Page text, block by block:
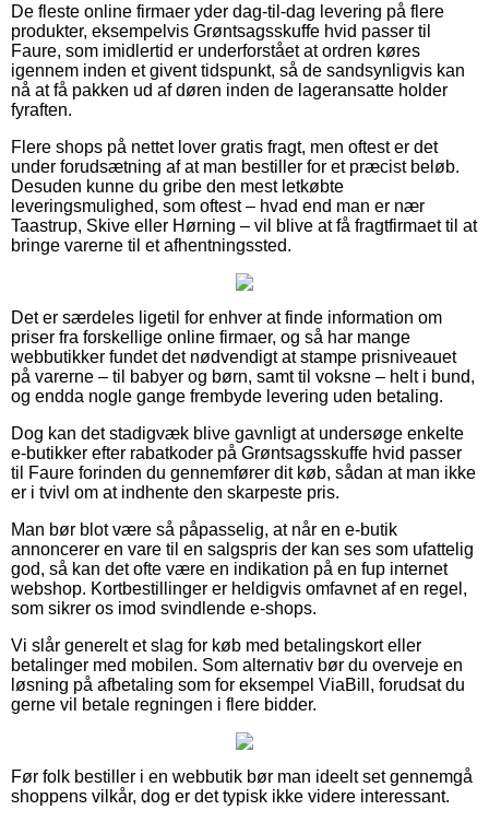
De fleste online firmaer yder dag-til-dag levering på flere
produkter, eksempelvis Grøntsagsskuffe hvid passer til
Faure, som imidlertid er underforstået at ordren køres
igennem inden et givent tidspunkt, så de sandsynligvis kan
nå at få pakken ud af døren inden de lageransatte holder
fyraften.
Flere shops på nettet lover gratis fragt, men oftest er det
under forudsætning af at man bestiller for et præcist beløb.
Desuden kunne du gribe den mest letkøbte
leveringsmulighed, som oftest – hvad end man er nær
Taastrup, Skive eller Hørning – vil blive at få fragtfirmaet til at
bringe varerne til et afhentningssted.
Det er særdeles ligetil for enhver at finde information om
priser fra forskellige online firmaer, og så har mange
webbutikker fundet det nødvendigt at stampe prisniveauet
på varerne – til babyer og børn, samt til voksne – helt i bund,
og endda nogle gange frembyde levering uden betaling.
Dog kan det stadigvæk blive gavnligt at undersøge enkelte
e-butikker efter rabatkoder på Grøntsagsskuffe hvid passer
til Faure forinden du gennemfører dit køb, sådan at man ikke
er i tvivl om at indhente den skarpeste pris.
Man bør blot være så påpasselig, at når en e-butik
annoncerer en vare til en salgspris der kan ses som ufattelig
god, så kan det ofte være en indikation på en fup internet
webshop. Kortbestillinger er heldigvis omfavnet af en regel,
som sikrer os imod svindlende e-shops.
Vi slår generelt et slag for køb med betalingskort eller
betalinger med mobilen. Som alternativ bør du overveje en
løsning på afbetaling som for eksempel ViaBill, forudsat du
gerne vil betale regningen i flere bidder.
Før folk bestiller i en webbutik bør man ideelt set gennemgå
shoppens vilkår, dog er det typisk ikke videre interessant.